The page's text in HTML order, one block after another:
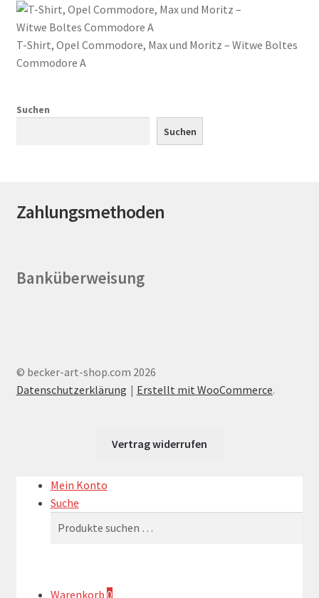
Optionen
auf
werden
T-Shirt, Opel Commodore, Max und Moritz – Witwe Boltes
Commodore A
Suchen
Suchen
Zahlungsmethoden
Banküberweisung
© becker-art-shop.com 2026
Datenschutzerklärung
Erstellt mit WooCommerce.
Vertrag widerrufen
Mein Konto
Suche
Warenkorb 0